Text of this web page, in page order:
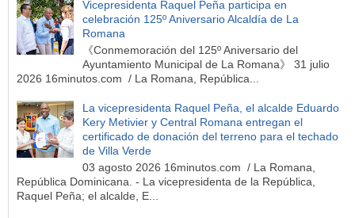
Vicepresidenta Raquel Peña participa en
celebración 125º Aniversario Alcaldía de La
Romana
《Conmemoración del 125º Aniversario del
Ayuntamiento Municipal de La Romana》 31 julio
2026 16minutos.com / La Romana, República...
La vicepresidenta Raquel Peña, el alcalde Eduardo
Kery Metivier y Central Romana entregan el
certificado de donación del terreno para el techado
de Villa Verde
03 agosto 2026 16minutos.com / La Romana,
República Dominicana. - La vicepresidenta de la República,
Raquel Peña; el alcalde, E...